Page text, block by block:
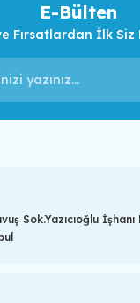
E-Bülten
Fırsatlardan İlk Siz
Sok.Yazıcıoğlu